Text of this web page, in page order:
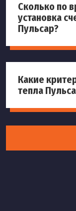
Сколько по
установка
Пульсар?
Какие
тепла